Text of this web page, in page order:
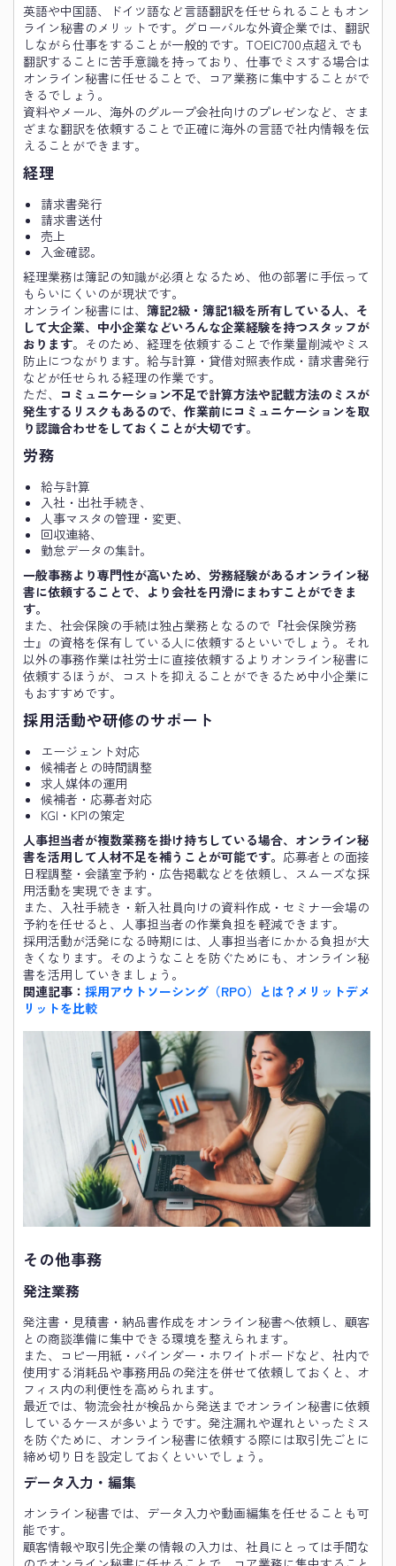
英語や中国語、ドイツ語など言語翻訳を任せられることもオン
ライン秘書のメリットです。グローバルな外資企業では、翻訳
しながら仕事をすることが一般的です。TOEIC700点超えでも
翻訳することに苦手意識を持っており、仕事でミスする場合は
オンライン秘書に任せることで、コア業務に集中することがで
きるでしょう。
資料やメール、海外のグループ会社向けのプレゼンなど、さま
ざまな翻訳を依頼することで正確に海外の言語で社内情報を伝
えることができます。
経理
請求書発行
請求書送付
売上
入金確認。
経理業務は簿記の知識が必須となるため、他の部署に手伝って
もらいにくいのが現状です。
オンライン秘書には、 簿記2級・簿記1級を所有している人、そ
して大企業、中小企業などいろんな企業経験を持つスタッフが
おります。そのため、経理を依頼することで作業量削減やミス
防止につながります。給与計算・貸借対照表作成・請求書発行
などが任せられる経理の作業です。
ただ、 コミュニケーション不足で計算方法や記載方法のミスが
発生するリスクもあるので、作業前にコミュニケーションを取
り認識合わせをしておくことが大切です。
労務
給与計算
入社・出社手続き、
人事マスタの管理・変更、
回収連絡、
勤怠データの集計。
一般事務より専門性が高いため、労務経験があるオンライン秘
書に依頼することで、より会社を円滑にまわすことができま
す。
また、社会保険の手続は独占業務となるので『社会保険労務
士』の資格を保有している人に依頼するといいでしょう。それ
以外の事務作業は社労士に直接依頼するよりオンライン秘書に
依頼するほうが、コストを抑えることができるため中小企業に
もおすすめです。
採用活動や研修のサポート
エージェント対応
候補者との時間調整
求人媒体の運用
候補者・応募者対応
KGI・KPIの策定
人事担当者が複数業務を掛け持ちしている場合、オンライン秘
書を活用して人材不足を補うことが可能です。 応募者との面接
日程調整・会議室予約・広告掲載などを依頼し、スムーズな採
用活動を実現できます。
また、入社手続き・新入社員向けの資料作成・セミナー会場の
予約を任せると、人事担当者の作業負担を軽減できます。
採用活動が活発になる時期には、人事担当者にかかる負担が大
きくなります。そのようなことを防ぐためにも、オンライン秘
書を活用していきましょう。
関連記事： 採用アウトソーシング（RPO）とは？メリットデメ
リットを比較
その他事務
発注業務
発注書・見積書・納品書作成をオンライン秘書へ依頼し、顧客
との商談準備に集中できる環境を整えられます。
また、コピー用紙・バインダー・ホワイトボードなど、社内で
使用する消耗品や事務用品の発注を併せて依頼しておくと、オ
フィス内の利便性を高められます。
最近では、物流会社が検品から発送までオンライン秘書に依頼
しているケースが多いようです。発注漏れや遅れといったミス
を防ぐために、オンライン秘書に依頼する際には取引先ごとに
締め切り日を設定しておくといいでしょう。
データ入力・編集
オンライン秘書では、データ入力や動画編集を任せることも可
能です。
顧客情報や取引先企業の情報の入力は、社員にとっては手間な